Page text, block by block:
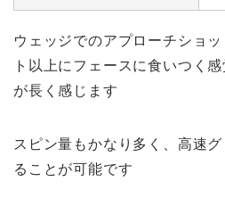
ウェッジでのアプローチショ
ト以上にフェースに食いつく
が長く感じます
スピン量もかなり多く、高速
ることが可能です